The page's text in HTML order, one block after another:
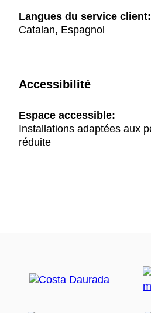
Langues du service client:
Catalan, Espagnol
Accessibilité
Espace accessible:
Installations adaptées aux
réduite